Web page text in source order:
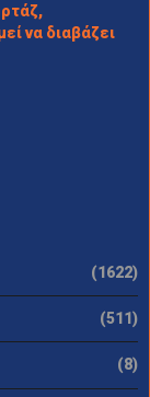
να διαβάζει
(1622)
(511)
(8)